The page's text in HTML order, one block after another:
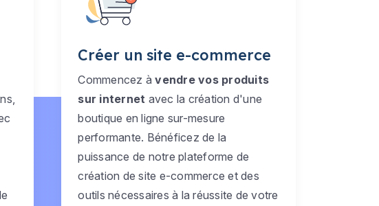
Créer un site e-commerce
Commencez àvendre vos produits
sur internet avec la création d'une
boutique en ligne sur-mesure
performante. Bénéficez de la
puissance de notre plateforme de
création de site e-commerce et des
outils nécessaires à la réussite de votre